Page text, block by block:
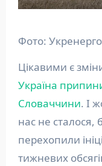
Фото: Укренерго
Цікавими є
Україна
Словаччини. І
нас не сталося,
перехопили
тижневих